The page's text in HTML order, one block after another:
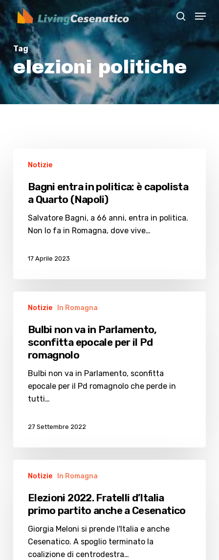
Skip
to
main
content
search
Menu
Tag
elezioni politiche
entra
politica:
capolista
(Napoli)
Notizie
Bagni entra in politica: è capolista
a Quarto (Napoli)
Salvatore Bagni, a 66 anni, entra in politica.
Non lo fa in Romagna, dove vive…
17 Aprile 2023
Parlamento,
sconfitta
epocale
romagnolo
Notizie In Romagna
Bulbi non va in Parlamento,
sconfitta epocale per il Pd
romagnolo
Bulbi non va in Parlamento, sconfitta
epocale per il Pd romagnolo che perde in
tutti…
27 Settembre 2022
2022.
d’Italia
primo
partito
anche
Notizie In Romagna
Elezioni 2022. Fratelli d’Italia
primo partito anche a Cesenatico
Giorgia Meloni si prende l'Italia e anche
Cesenatico. A spoglio terminato la
coalizione di centrodestra…
Close
Menu